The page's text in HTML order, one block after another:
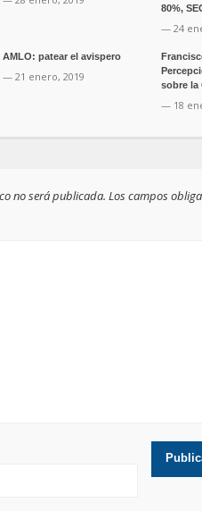
80%,
— 24
AMLO: patear el avispero
— 21 enero, 2019
sobre la
— 18
no será publicada. Los campos